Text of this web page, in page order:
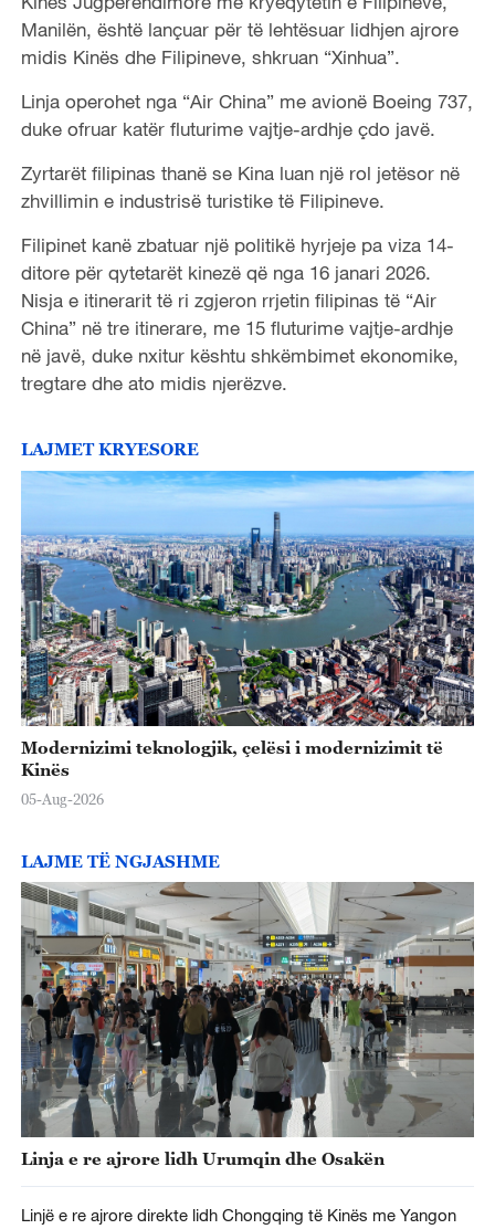
Manilën, është lançuar për të lehtësuar lidhjen ajrore
midis Kinës dhe Filipineve, shkruan “Xinhua”.
Linja operohet nga “Air China” me avionë Boeing 737,
duke ofruar katër fluturime vajtje-ardhje çdo javë.
Zyrtarët filipinas thanë se Kina luan një rol jetësor në
zhvillimin e industrisë turistike të Filipineve.
Filipinet kanë zbatuar një politikë hyrjeje pa viza 14-
ditore për qytetarët kinezë që nga 16 janari 2026.
Nisja e itinerarit të ri zgjeron rrjetin filipinas të “Air
China” në tre itinerare, me 15 fluturime vajtje-ardhje
në javë, duke nxitur kështu shkëmbimet ekonomike,
tregtare dhe ato midis njerëzve.
LAJMET KRYESORE
Modernizimi teknologjik, çelësi i modernizimit të
Kinës
05-Aug-2026
LAJME TË NGJASHME
Linja e re ajrore lidh Urumqin dhe Osakën
Linjë e re ajrore direkte lidh Chongqing të Kinës me Yangon